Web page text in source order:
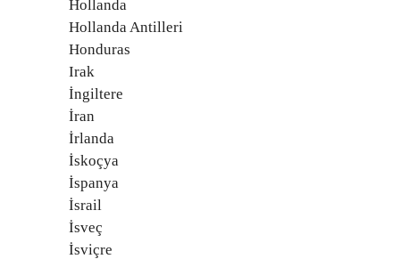
Hollanda
Hollanda Antilleri
Honduras
Irak
İngiltere
İran
İrlanda
İskoçya
İspanya
İsrail
İsveç
İsviçre